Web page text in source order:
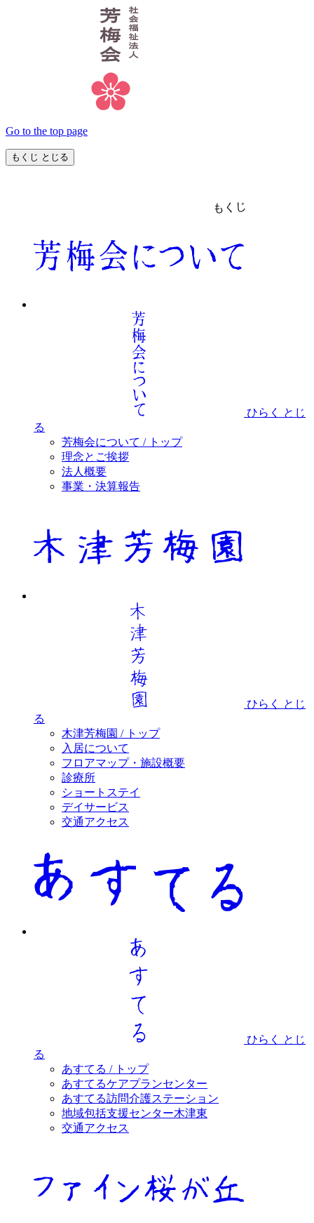
Go to the top page
もくじ とじる
もくじ
ひらく
とじ
る
芳梅会について / トップ
理念とご挨拶
法人概要
事業・決算報告
ひらく
とじ
る
木津芳梅園 / トップ
入居について
フロアマップ・施設概要
診療所
ショートステイ
デイサービス
交通アクセス
ひらく
とじ
る
あすてる / トップ
あすてるケアプランセンター
あすてる訪問介護ステーション
地域包括支援センター木津東
交通アクセス